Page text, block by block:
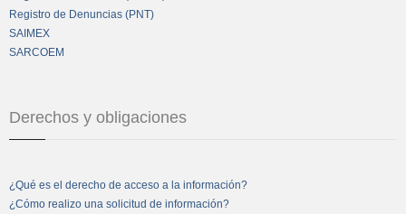
Registro de Denuncias (PNT)
SAIMEX
SARCOEM
Derechos y obligaciones
¿Qué es el derecho de acceso a la información?
¿Cómo realizo una solicitud de información?